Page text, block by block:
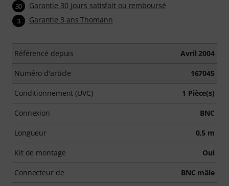
30 Garantie 30 jours satisfait ou remboursé
3 Garantie 3 ans Thomann
Référencé depuis Avril 2004
Numéro d'article 167045
Conditionnement (UVC) 1 Pièce(s)
Connexion BNC
Longueur 0,5 m
Kit de montage Oui
Connecteur de BNC mâle